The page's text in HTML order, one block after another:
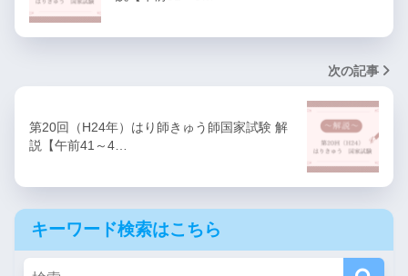
次の記事
第20回（H24年）はり師きゅう師国家試験 解
説【午前41～4…
キーワード検索はこちら